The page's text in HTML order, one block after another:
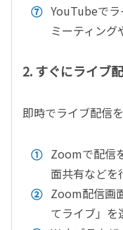
YouTubeで
ミーティング
2. すぐにライブ
即時でライブ配信
Zoomで配信
面共有などを
Zoom配信画
てライブ」を